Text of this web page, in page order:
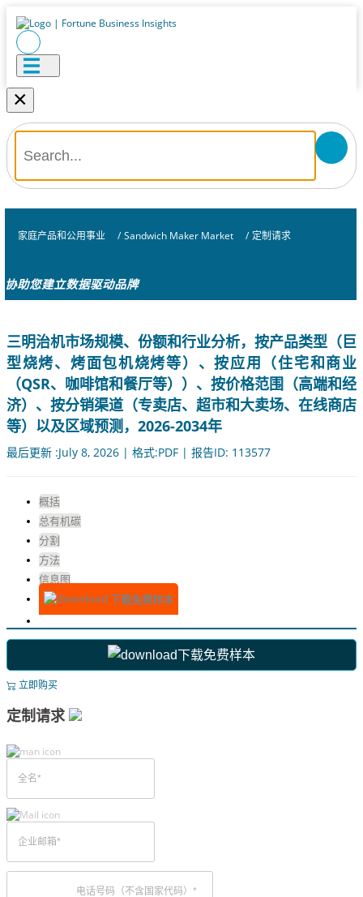
×
家庭产品和公用事业 / Sandwich Maker Market / 定制请求
协助您建立数据驱动品牌
三明治机市场规模、份额和行业分析，按产品类型（巨
型烧烤、烤面包机烧烤等）、按应用（住宅和商业
（QSR、咖啡馆和餐厅等））、按价格范围（高端和经
济）、按分销渠道（专卖店、超市和大卖场、在线商店
等）以及区域预测，2026-2034年
最后更新 :July 8, 2026 | 格式:PDF | 报告ID: 113577
概括
总有机碳
分割
方法
信息图
下载免费样本
下载免费样本
立即购买
定制请求